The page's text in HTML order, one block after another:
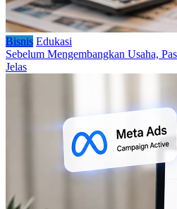
Bisnis Edukasi
Sebelum Mengembangkan Usaha,
Jelas